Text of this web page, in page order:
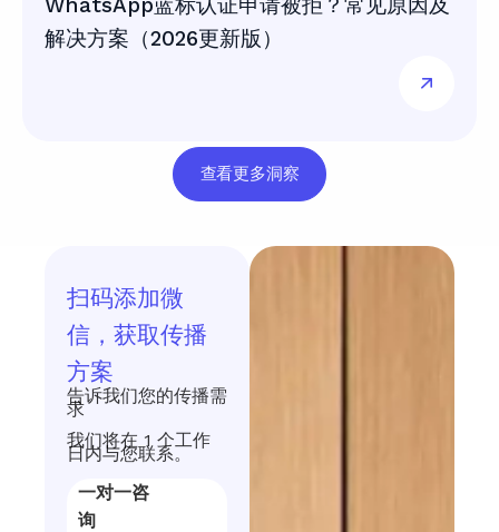
解决方案（2026更新版）
查看更多洞察
扫码添加微
信，获取传播
方案
告诉我们您的传播需
求
我们将在 1 个工作
日内与您联系。
一对一咨
询